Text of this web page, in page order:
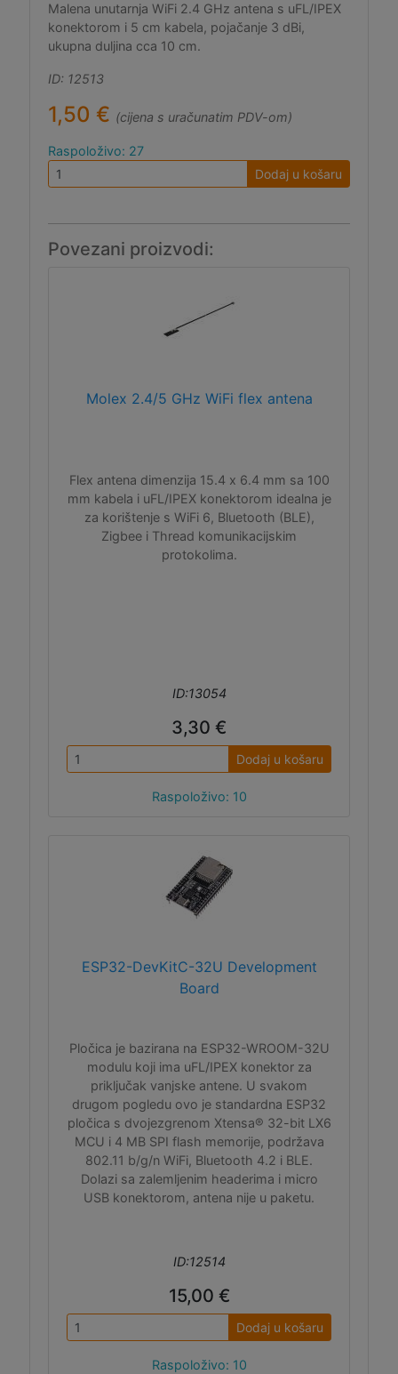
Malena unutarnja WiFi 2.4 GHz antena s uFL/IPEX
konektorom i 5 cm kabela, pojačanje 3 dBi,
ukupna duljina cca 10 cm.
ID: 12513
1,50 € (cijena s uračunatim PDV-om)
Raspoloživo: 27
Dodaj u košaru
Povezani proizvodi:
Molex 2.4/5 GHz WiFi flex antena
Flex antena dimenzija 15.4 x 6.4 mm sa 100
mm kabela i uFL/IPEX konektorom idealna je
za korištenje s WiFi 6, Bluetooth (BLE),
Zigbee i Thread komunikacijskim
protokolima.
ID:13054
3,30 €
Dodaj u košaru
Raspoloživo: 10
ESP32-DevKitC-32U Development
Board
Pločica je bazirana na ESP32-WROOM-32U
modulu koji ima uFL/IPEX konektor za
priključak vanjske antene. U svakom
drugom pogledu ovo je standardna ESP32
pločica s dvojezgrenom Xtensa® 32-bit LX6
MCU i 4 MB SPI flash memorije, podržava
802.11 b/g/n WiFi, Bluetooth 4.2 i BLE.
Dolazi sa zalemljenim headerima i micro
USB konektorom, antena nije u paketu.
ID:12514
15,00 €
Dodaj u košaru
Raspoloživo: 10